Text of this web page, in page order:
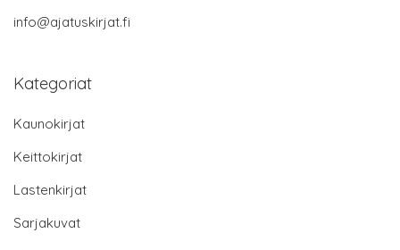
info@ajatuskirjat.fi
Kategoriat
Kaunokirjat
Keittokirjat
Lastenkirjat
Sarjakuvat